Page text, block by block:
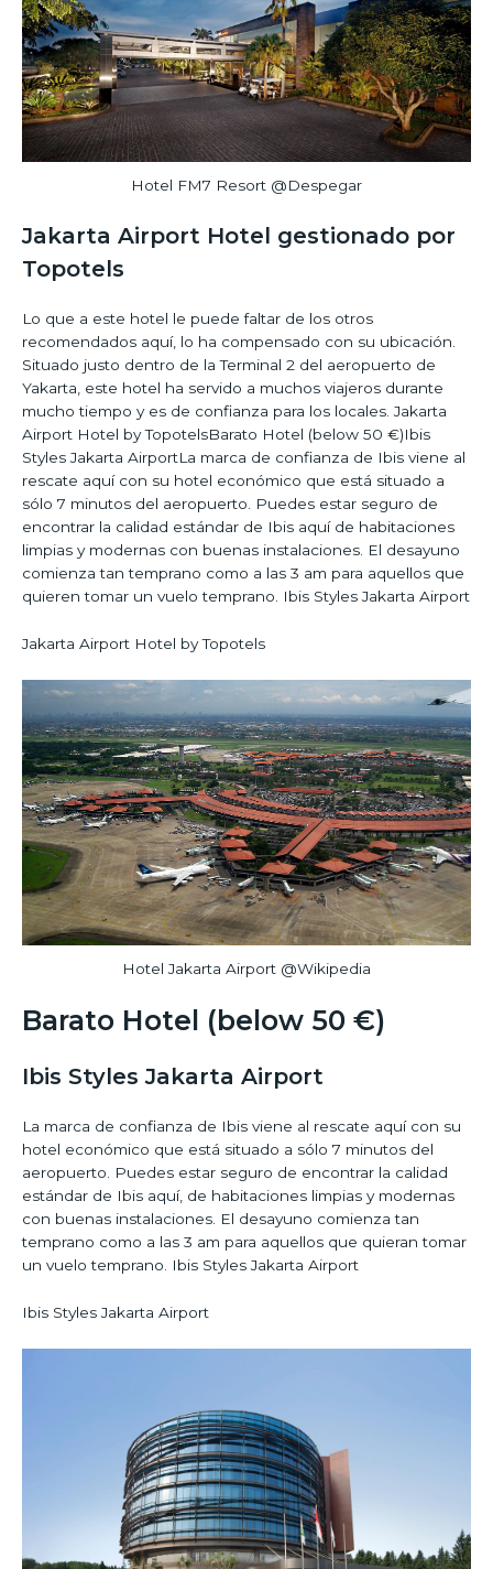
Hotel FM7 Resort @Despegar
Jakarta Airport Hotel gestionado por
Topotels
Lo que a este hotel le puede faltar de los otros
recomendados aquí, lo ha compensado con su ubicación.
Situado justo dentro de la Terminal 2 del aeropuerto de
Yakarta, este hotel ha servido a muchos viajeros durante
mucho tiempo y es de confianza para los locales. Jakarta
Airport Hotel by TopotelsBarato Hotel (below 50 €)Ibis
Styles Jakarta AirportLa marca de confianza de Ibis viene al
rescate aquí con su hotel económico que está situado a
sólo 7 minutos del aeropuerto. Puedes estar seguro de
encontrar la calidad estándar de Ibis aquí de habitaciones
limpias y modernas con buenas instalaciones. El desayuno
comienza tan temprano como a las 3 am para aquellos que
quieren tomar un vuelo temprano. Ibis Styles Jakarta Airport
Jakarta Airport Hotel by Topotels
Hotel Jakarta Airport @Wikipedia
Barato Hotel (below 50 €)
Ibis Styles Jakarta Airport
La marca de confianza de Ibis viene al rescate aquí con su
hotel económico que está situado a sólo 7 minutos del
aeropuerto. Puedes estar seguro de encontrar la calidad
estándar de Ibis aquí, de habitaciones limpias y modernas
con buenas instalaciones. El desayuno comienza tan
temprano como a las 3 am para aquellos que quieran tomar
un vuelo temprano. Ibis Styles Jakarta Airport
Ibis Styles Jakarta Airport